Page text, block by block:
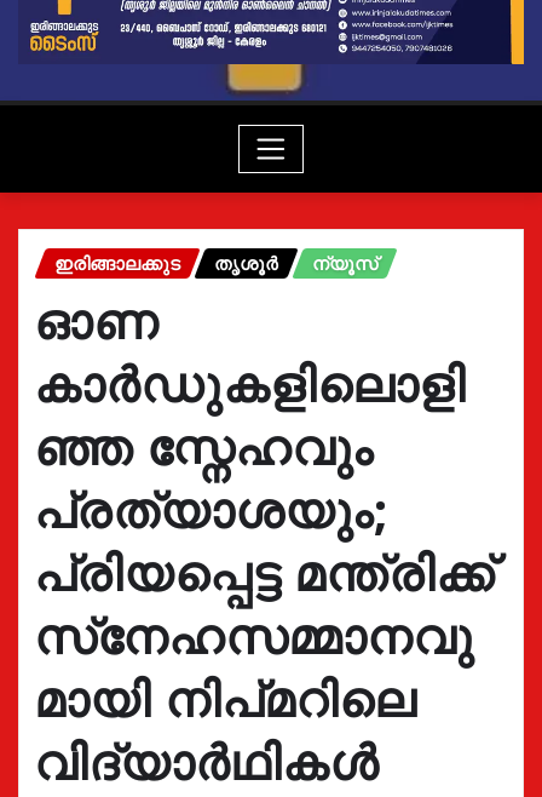
ഇരിങ്ങാലക്കുട തൃശൂർ ന്യൂസ്
ഓണ
കാർഡുകളിലൊളി
ഞ്ഞ സ്നേഹവും
പ്രത്യാശയും;
പ്രിയപ്പെട്ട മന്ത്രിക്ക്
സ്‌നേഹസമ്മാനവു
മായി നിപ്മറിലെ
വിദ്യാർഥികൾ